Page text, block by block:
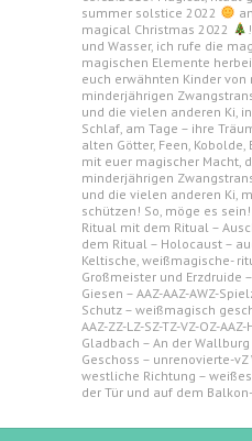
summer solstice 2022
magical Christmas 2022
und Wasser, ich rufe die
magischen Elemente
euch erwähnten Kinder
minderjährigen
und die vielen anderen Ki,
Schlaf, am Tage – ihre
alten Götter, Feen, Kobolde,
mit euer magischer Macht,
minderjährigen
und die vielen anderen Ki,
schützen! So, möge es
Ritual mit dem Ritual –
dem Ritual – Holocaust –
Keltische, weißmagische-
Großmeister und Erzdruide
Giesen – AAZ-AAZ-AWZ-
Schutz – weißmagisch
AAZ-ZZ-LZ-SZ-TZ-VZ-OZ-
Gladbach – An der Wallburg
Geschoss – unrenovierte-vZ
westliche Richtung –
der Tür und auf dem